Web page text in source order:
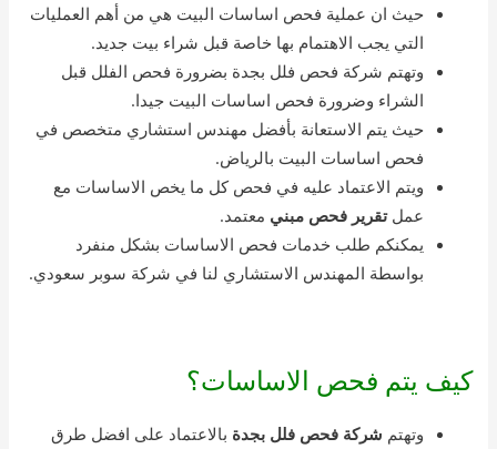
حيث ان عملية فحص اساسات البيت هي من أهم العمليات
التي يجب الاهتمام بها خاصة قبل شراء بيت جديد.
وتهتم شركة فحص فلل بجدة بضرورة فحص الفلل قبل
الشراء وضرورة فحص اساسات البيت جيدا.
حيث يتم الاستعانة بأفضل مهندس استشاري متخصص في
فحص اساسات البيت بالرياض.
ويتم الاعتماد عليه في فحص كل ما يخص الاساسات مع
عمل تقرير فحص مبني معتمد.
يمكنكم طلب خدمات فحص الاساسات بشكل منفرد
بواسطة المهندس الاستشاري لنا في شركة سوبر سعودي.
كيف يتم فحص الاساسات؟
وتهتم شركة فحص فلل بجدة بالاعتماد على افضل طرق